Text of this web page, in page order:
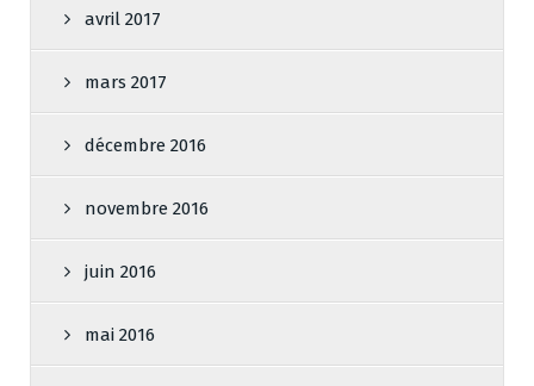
avril 2017
mars 2017
décembre 2016
novembre 2016
juin 2016
mai 2016